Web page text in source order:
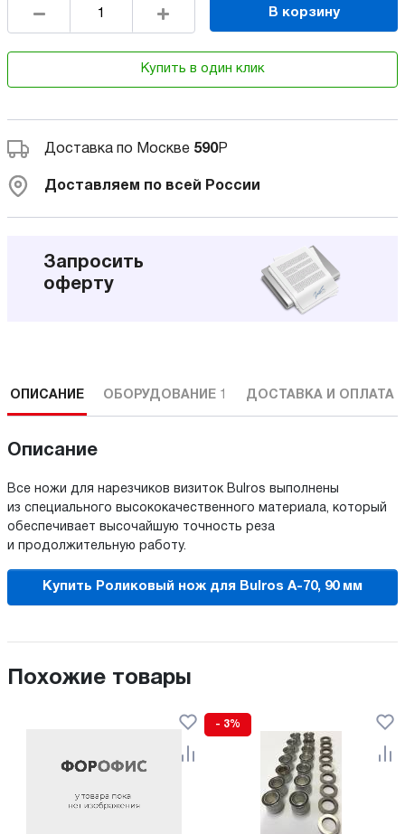
В корзину
Купить в один клик
Доставка по Москве 590Р
Доставляем по всей России
Запросить
оферту
ОПИСАНИЕ ОБОРУДОВАНИЕ 1 ДОСТАВКА И ОПЛАТА
Описание
Все ножи для нарезчиков визиток Bulros выполнены
из специального высококачественного материала, который
обеспечивает высочайшую точность реза
и продолжительную работу.
Купить Роликовый нож для Bulros A-70, 90 мм
Похожие товары
- 3%